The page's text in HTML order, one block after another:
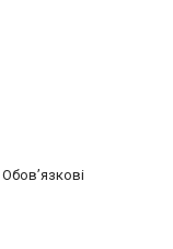
Обов’язкові